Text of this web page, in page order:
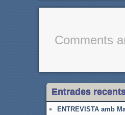
Comments
Entrades
ENTREVISTA amb